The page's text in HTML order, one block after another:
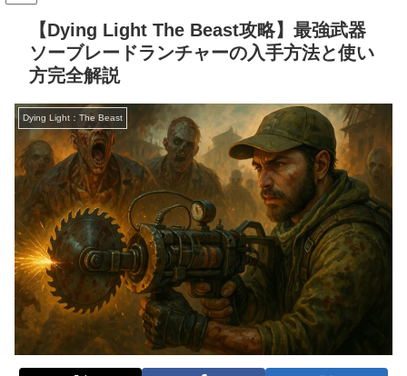
【Dying Light The Beast攻略】最強武器
ソーブレードランチャーの入手方法と使い
方完全解説
Dying Light：The Beast